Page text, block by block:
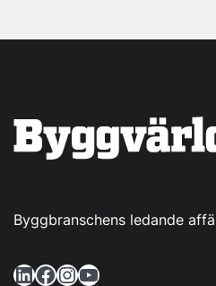
Byggbranschens ledande
LinkedIn Facebook InstagramYouTube